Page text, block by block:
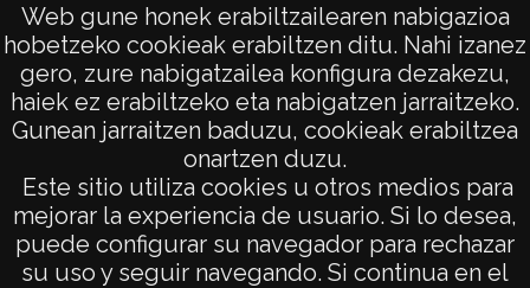
Web gune honek erabiltzailearen nabigazioa
hobetzeko cookieak erabiltzen ditu. Nahi izanez
gero, zure nabigatzailea konfigura dezakezu,
haiek ez erabiltzeko eta nabigatzen jarraitzeko.
Gunean jarraitzen baduzu, cookieak erabiltzea
onartzen duzu.
Este sitio utiliza cookies u otros medios para
mejorar la experiencia de usuario. Si lo desea,
puede configurar su navegador para rechazar
su uso y seguir navegando. Si continua en el
Barco en el puerto de Zumaya
AVISO LEGAL
POLÍTICA DE PRIVACIDAD
ACCESIBILIDAD
ATENCIÓN CIUDADANA